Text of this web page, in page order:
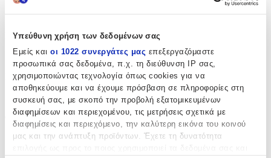
Υπεύθυνη χρήση των δεδομένων σας
Εμείς και οι 1022 συνεργάτες μας επεξεργαζόμαστε
προσωπικά σας δεδομένα, π.χ. τη διεύθυνση IP σας,
χρησιμοποιώντας τεχνολογία όπως cookies για να
αποθηκεύουμε και να έχουμε πρόσβαση σε πληροφορίες στη
συσκευή σας, με σκοπό την προβολή εξατομικευμένων
διαφημίσεων και περιεχομένου, τις μετρήσεις σχετικά με
διαφημίσεις και περιεχόμενο, την καλύτερη εικόνα του κοινού
μας και την ανάπτυξη προϊόντων. Έχετε τη δυνατότητα
Όχι
Βινυλίου:
Όχι
Μπορντούρα:
Όχι
Φωσφοριζέ:
Όχι